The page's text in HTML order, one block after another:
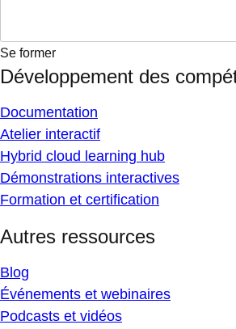
Se former
Développement des
Documentation
Atelier interactif
Hybrid cloud learning hub
Démonstrations interactives
Formation et certification
Autres ressources
Blog
Événements et webinaires
Podcasts et vidéos